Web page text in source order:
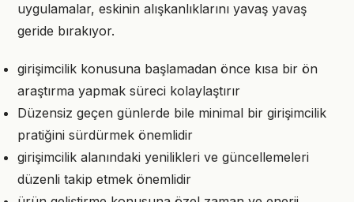
uygulamalar, eskinin alışkanlıklarını yavaş yavaş
geride bırakıyor.
girişimcilik konusuna başlamadan önce kısa bir ön
araştırma yapmak süreci kolaylaştırır
Düzensiz geçen günlerde bile minimal bir girişimcilik
pratiğini sürdürmek önemlidir
girişimcilik alanındaki yenilikleri ve güncellemeleri
düzenli takip etmek önemlidir